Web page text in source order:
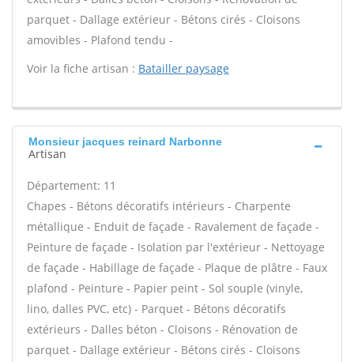
parquet - Dallage extérieur - Bétons cirés - Cloisons
amovibles - Plafond tendu -
Voir la fiche artisan : Batailler paysage
Monsieur jacques reinard Narbonne
Artisan
Département: 11
Chapes - Bétons décoratifs intérieurs - Charpente
métallique - Enduit de façade - Ravalement de façade -
Peinture de façade - Isolation par l'extérieur - Nettoyage
de façade - Habillage de façade - Plaque de plâtre - Faux
plafond - Peinture - Papier peint - Sol souple (vinyle,
lino, dalles PVC, etc) - Parquet - Bétons décoratifs
extérieurs - Dalles béton - Cloisons - Rénovation de
parquet - Dallage extérieur - Bétons cirés - Cloisons